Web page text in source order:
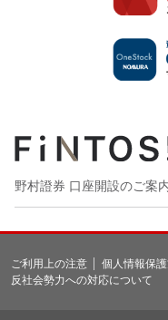
野村證券 口座開設のご案
ご利用上の注意 個人情報保
反社会勢力への対応について